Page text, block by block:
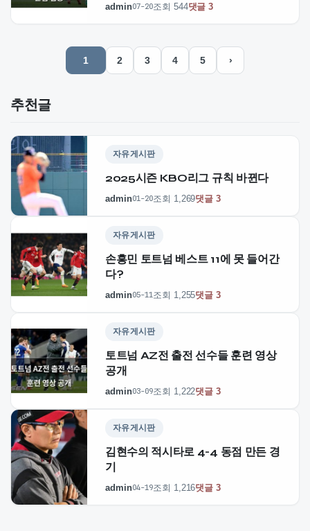
admin07-20조회 544댓글 3
1 2 3 4 5 ›
추천글
자유게시판
2025시즌 KBO리그 규칙 바뀐다
admin01-20조회 1,269댓글 3
자유게시판
손흥민 토트넘 베스트 11에 못 들어간
다?
admin05-11조회 1,255댓글 3
자유게시판
토트넘 AZ전 출전 선수들 훈련 영상
공개
admin03-09조회 1,222댓글 3
자유게시판
김현수의 적시타로 4-4 동점 만든 경
기
admin04-19조회 1,216댓글 3